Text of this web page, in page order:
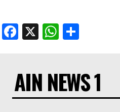
Facebook
X WhatsApp
AIN NEWS 1